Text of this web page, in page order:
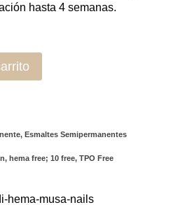
hasta 4 semanas.
, Esmaltes Semipermanentes
, hema free; 10 free, TPO Free